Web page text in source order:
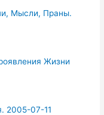
Мысли, Праны.
Жизни
2005-07-11